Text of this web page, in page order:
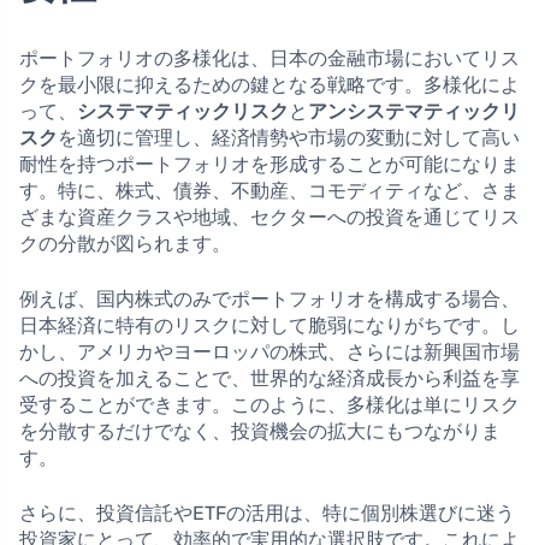
ポートフォリオの多様化は、日本の金融市場においてリス
クを最小限に抑えるための鍵となる戦略です。多様化によ
って、 システマティックリスク と アンシステマティックリ
スク を適切に管理し、経済情勢や市場の変動に対して高い
耐性を持つポートフォリオを形成することが可能になりま
す。特に、株式、債券、不動産、コモディティなど、さま
ざまな資産クラスや地域、セクターへの投資を通じてリス
クの分散が図られます。
例えば、国内株式のみでポートフォリオを構成する場合、
日本経済に特有のリスクに対して脆弱になりがちです。し
かし、アメリカやヨーロッパの株式、さらには新興国市場
への投資を加えることで、世界的な経済成長から利益を享
受することができます。このように、多様化は単にリスク
を分散するだけでなく、投資機会の拡大にもつながりま
す。
さらに、投資信託やETFの活用は、特に個別株選びに迷う
投資家にとって、効率的で実用的な選択肢です。これによ